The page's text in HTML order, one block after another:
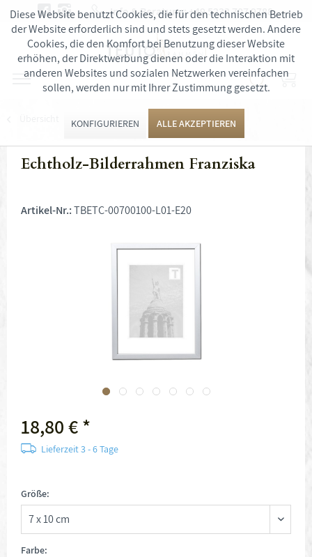
Info & Beratung:+49 5232 707 9788
Puzzlerahmen
Echtholz-Bilderrahmen Franziska
Artikel-Nr.:TBETC-00700100-L01-E20
18,80 € *
Lieferzeit 3 - 6 Tage
Größe:
Farbe:
Diese Website benutzt Cookies, die für den technischen Betrieb
der Website erforderlich sind und stets gesetzt werden. Andere
Cookies, die den Komfort bei Benutzung dieser Website
erhöhen, der Direktwerbung dienen oder die Interaktion mit
anderen Websites und sozialen Netzwerken vereinfachen
sollen, werden nur mit Ihrer Zustimmung gesetzt.
KONFIGURIEREN ALLE AKZEPTIEREN